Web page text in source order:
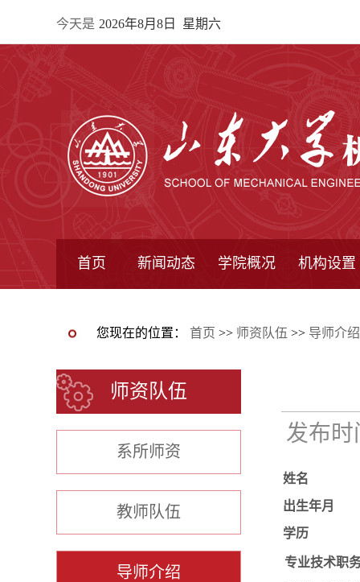
今天是 2026年8月8日 星期六
首页 新闻动态 学院概况 机构设置
您现在的位置： 首页 >> 师资队伍 >> 导师介绍
师资队伍
系所师资
教师队伍
导师介绍
发布
姓名
出生年月
学历
专业技术职